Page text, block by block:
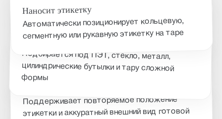
Наносит этикетку
Автоматически позиционирует кольцевую,
сегментную или рукавную этикетку на таре
02
Работает с разной тарой
Подбирается под ПЭТ, стекло, металл,
цилиндрические бутылки и тару сложной
формы
03
Стабилизирует оформление
Поддерживает повторяемое положение
этикетки и аккуратный внешний вид готовой
04